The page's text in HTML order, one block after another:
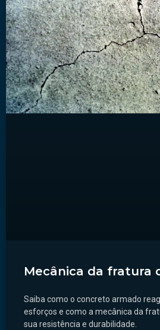
Mecânica da fratura
Saiba como o concreto armado
esforços e como a mecânica da
sua resistência e durabilidade.